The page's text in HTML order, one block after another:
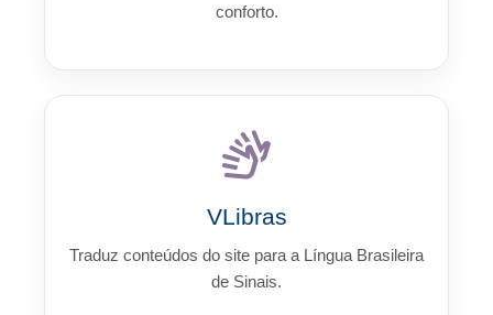
conforto.
sign_language
VLibras
Traduz conteúdos do site para a Língua Brasileira
de Sinais.